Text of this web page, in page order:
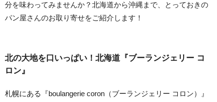
分を味わってみませんか？北海道から沖縄まで、とっておきの
パン屋さんのお取り寄せをご紹介します！
北の大地を口いっぱい！北海道『ブーランジェリー コ
ロン』
札幌にある『boulangerie coron（ブーランジェリー コロン）』